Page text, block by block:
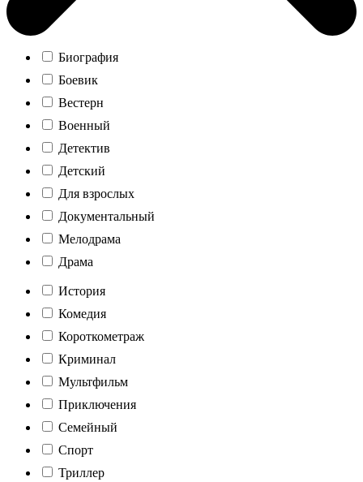
Биография
Боевик
Вестерн
Военный
Детектив
Детский
Для взрослых
Документальный
Мелодрама
Драма
История
Комедия
Короткометраж
Криминал
Мультфильм
Приключения
Семейный
Спорт
Триллер